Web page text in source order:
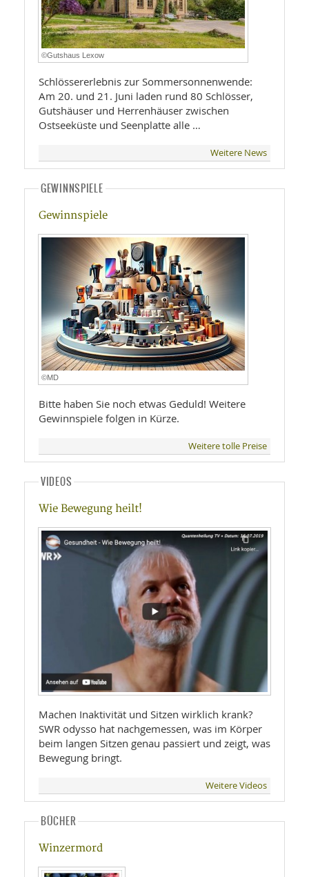
©Gutshaus Lexow
Schlössererlebnis zur Sommersonnenwende:
Am 20. und 21. Juni laden rund 80 Schlösser,
Gutshäuser und Herrenhäuser zwischen
Ostseeküste und Seenplatte alle …
Weitere News
GEWINNSPIELE
Gewinnspiele
©MD
Bitte haben Sie noch etwas Geduld! Weitere
Gewinnspiele folgen in Kürze.
Weitere tolle Preise
VIDEOS
Wie Bewegung heilt!
Machen Inaktivität und Sitzen wirklich krank?
SWR odysso hat nachgemessen, was im Körper
beim langen Sitzen genau passiert und zeigt, was
Bewegung bringt.
Weitere Videos
BÜCHER
Winzermord